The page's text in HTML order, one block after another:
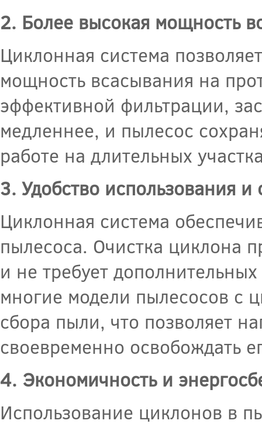
2. Более высокая мощность
Циклонная система
мощность всасывания на
эффективной фильтрации,
медленнее, и пылесос
работе на длительных
3. Удобство использования
Циклонная система
пылесоса. Очистка циклона
и не требует
многие модели пылесосов с
сбора пыли, что позволяет
своевременно освобождать
4. Экономичность и
Использование циклонов в